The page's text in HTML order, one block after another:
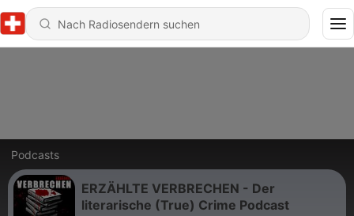
Podcasts
ERZÄHLTE VERBRECHEN - Der
literarische (True) Crime Podcast